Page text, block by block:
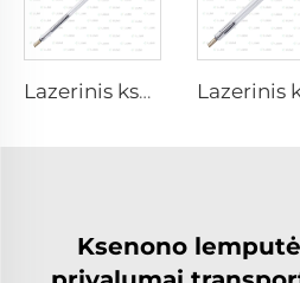
Lazerinis ksenono lempa L3180-8×100×210 mm
Ksenono